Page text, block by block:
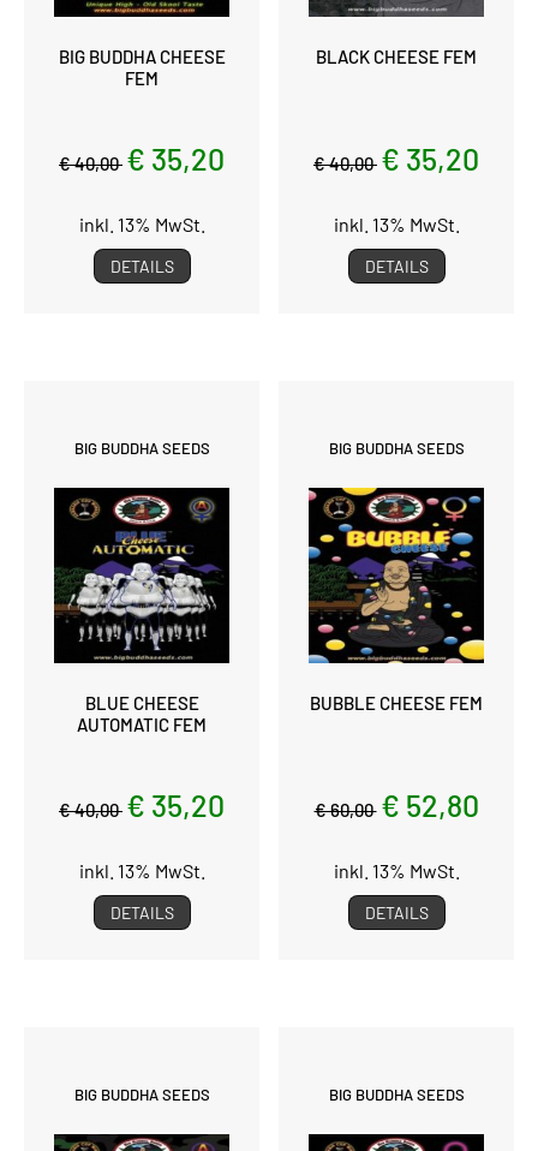
BIG BUDDHA CHEESE
FEM
€ 40,00 € 35,20
inkl. 13% MwSt.
DETAILS
BLACK CHEESE FEM
€ 40,00 € 35,20
inkl. 13% MwSt.
DETAILS
BIG BUDDHA SEEDS
BLUE CHEESE
AUTOMATIC FEM
€ 40,00 € 35,20
inkl. 13% MwSt.
DETAILS
BIG BUDDHA SEEDS
BUBBLE CHEESE FEM
€ 60,00 € 52,80
inkl. 13% MwSt.
DETAILS
BIG BUDDHA SEEDS BIG BUDDHA SEEDS